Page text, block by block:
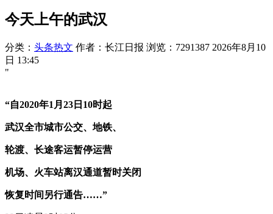
今天上午的武汉
分类： 头条热文 作者：长江日报 浏览：7291387 2026年8月10
日 13:45
"
“自2020年1月23日10时起
武汉全市城市公交、地铁、
轮渡、长途客运暂停运营
机场、火车站离汉通道暂时关闭
恢复时间另行通告……”